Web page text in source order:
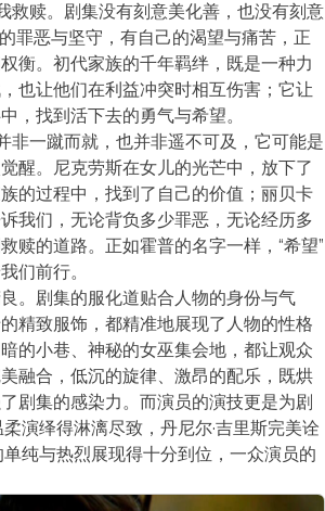
救赎。剧集没有刻意美化善，也没有刻意
罪恶与坚守，有自己的渴望与痛苦，正
衡。初代家族的千年羁绊，既是一种力
也让他们在利益冲突时相互伤害；它让
，找到活下去的勇气与希望。
非一蹴而就，也并非遥不可及，它可能是
醒。尼克劳斯在女儿的光芒中，放下了
的过程中，找到了自己的价值；丽贝卡
我们，无论背负多少罪恶，无论经历多
赎的道路。正如霍普的名字一样，“希望”
们前行。
。剧集的服化道贴合人物的身份与气
精致服饰，都精准地展现了人物的性格
的小巷、神秘的女巫集会地，都让观众
融合，低沉的旋律、激昂的配乐，既烘
剧集的感染力。而演员的演技更是为剧
演绎得淋漓尽致，丹尼尔·吉里斯完美诠
纯与热烈展现得十分到位，一众演员的